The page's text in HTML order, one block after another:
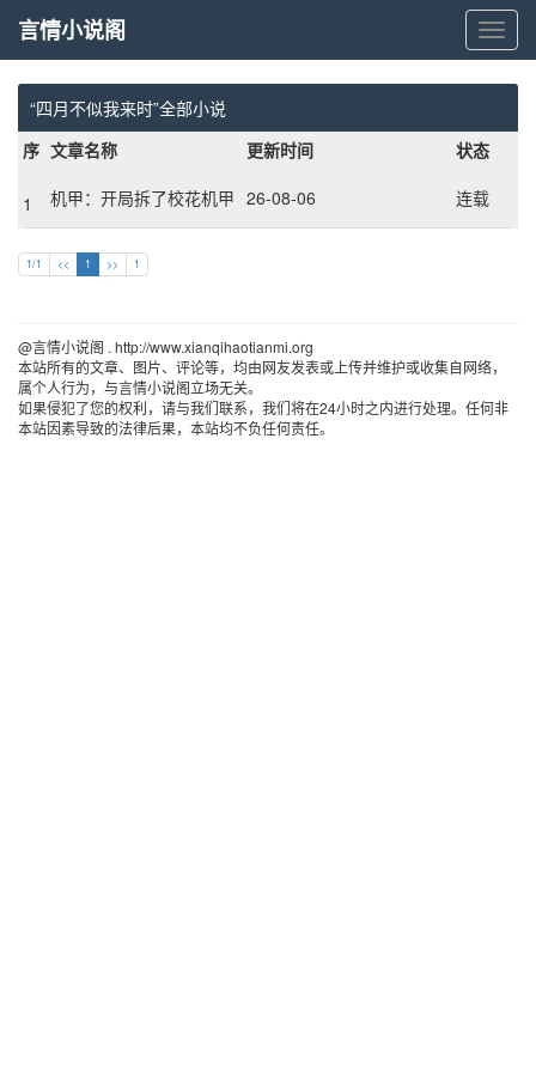
言
情
小
阁
言情小说阁
“四月不似我来时”全部小说
序 文章名称 更新时间 状态
1
机甲：开局拆了校花机甲
引擎
26-08-06 连载
1/1 << 1 >> 1
@言情小说阁 . http://www.xianqihaotianmi.org
本站所有的文章、图片、评论等，均由网友发表或上传并维护或收集自网络，
属个人行为，与言情小说阁立场无关。
如果侵犯了您的权利，请与我们联系，我们将在24小时之内进行处理。任何非
本站因素导致的法律后果，本站均不负任何责任。